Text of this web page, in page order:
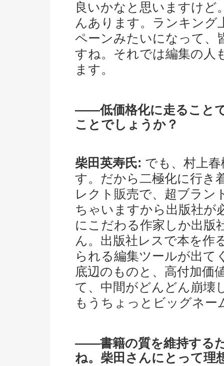
良いかなと思いますけど
んあります。ランキング
ペーンみたいになって、
すね。それでは編集の人
ます。
――低価格化に走ること
ことでしょうか？
柴田英寿氏: でも、村上
す。だから二極化に行き
レクト販売で、超ブラン
ちゃいますから出版社が
にこだわる作家しか出版
ん。出版社レスで本を作
られる編集ツールが出て
底辺のものと、高付加価
て、中間がどんどん崩壊
もうちょっとビッグネ
――書籍の質を維持する
ね。柴田さんにとって理